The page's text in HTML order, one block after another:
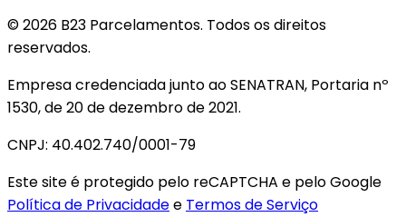
© 2026 B23 Parcelamentos. Todos os direitos
reservados.
Empresa credenciada junto ao SENATRAN, Portaria nº
1530, de 20 de dezembro de 2021.
CNPJ: 40.402.740/0001-79
Este site é protegido pelo reCAPTCHA e pelo Google
Política de Privacidadee Termos de Serviço